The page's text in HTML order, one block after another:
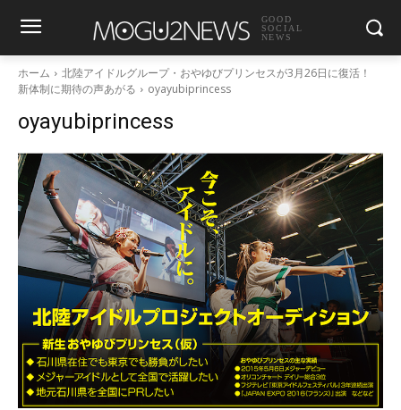
GOOD
SOCIAL
NEWS
ホーム
北陸アイドルグループ・おやゆびプリンセスが3月26日に復活！
新体制に期待の声あがる
oyayubiprincess
oyayubiprincess